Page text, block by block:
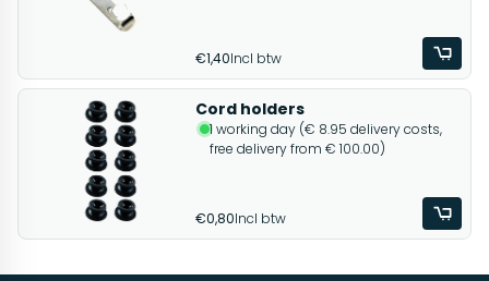
€1,40Incl btw
Cord holders
1 working day (€ 8.95 delivery costs,
free delivery from € 100.00)
€0,80Incl btw